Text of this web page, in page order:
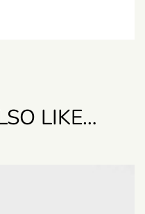
LIKE…